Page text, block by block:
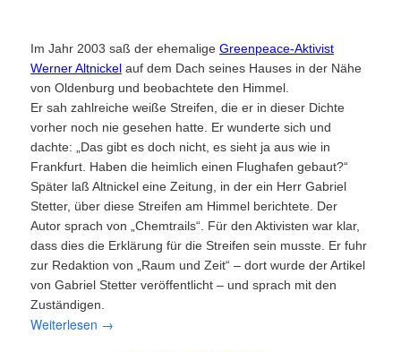
Im Jahr 2003 saß der ehemaligeGreenpeace-Aktivist
Werner Altnickel auf dem Dach seines Hauses in der Nähe
von Oldenburg und beobachtete den Himmel.
Er sah zahlreiche weiße Streifen, die er in dieser Dichte
vorher noch nie gesehen hatte. Er wunderte sich und
dachte: „Das gibt es doch nicht, es sieht ja aus wie in
Frankfurt. Haben die heimlich einen Flughafen gebaut?“
Später laß Altnickel eine Zeitung, in der ein Herr Gabriel
Stetter, über diese Streifen am Himmel berichtete. Der
Autor sprach von „Chemtrails“. Für den Aktivisten war klar,
dass dies die Erklärung für die Streifen sein musste. Er fuhr
zur Redaktion von „Raum und Zeit“ – dort wurde der Artikel
von Gabriel Stetter veröffentlicht – und sprach mit den
Zuständigen.
Wei­ter­le­sen →